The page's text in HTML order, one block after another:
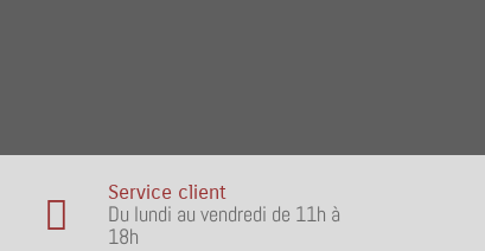
Service client
Du lundi au vendredi de 11h à
18h